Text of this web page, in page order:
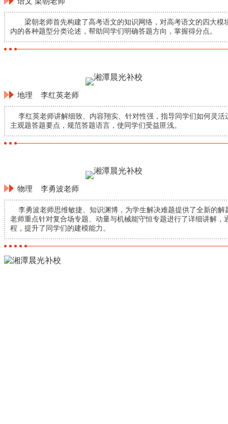
梁朝老师首先构建了高考语文的知识网络，对高考语文的四大模
内的各种题型分类论述，帮助同学们明确答题方向，掌握得分点。
地理 李红英老师
李红英老师讲解细致、内容翔实、针对性强，指导同学们如何灵活
主观题答题要点，规范答题语言，使同学们受益匪浅。
物理 李勇波老师
李勇波老师思维敏捷、知识渊博，为学生解决难题提供了全新的解
老师重点针对复合场专题、动量与机械能守恒专题进行了详细讲解，
程，提升了同学们的建模能力。